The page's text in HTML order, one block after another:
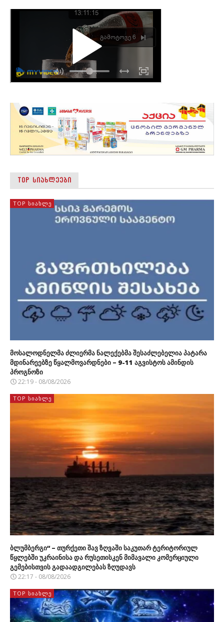
TOP ᲡᲘᲐᲮᲚᲔᲔᲑᲘ
TOP ᲡᲘᲐᲮᲚᲔ
მოსალოდნელმა ძლიერმა ნალექებმა შესაძლებელია პატარა
მდინარეებზე წყალმოვარდნები – 9-11 აგვისტოს ამინდის
პროგნოზი
22:19 - 08/08/2026
TOP ᲡᲘᲐᲮᲚᲔ
ბლუმბერგი“ – თურქეთი შავ ზღვაში საკუთარ ტერიტორიულ
წყლებში უკრაინისა და რუსეთისკენ მიმავალი კომერციული
გემებისთვის გადაადგილებას ზღუდავს
22:17 - 08/08/2026
TOP ᲡᲘᲐᲮᲚᲔ